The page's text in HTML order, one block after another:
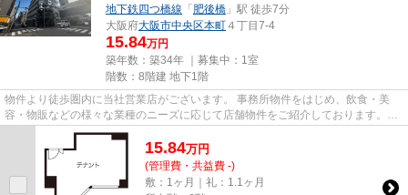
地下鉄四つ橋線 「肥後橋 」駅 徒歩7分
大阪府大阪市中央区本町 ４丁目7-4
15.84万円
築年数：築34年 ｜募集中： 1室
階数：8階建 地下1階
物件より徒歩圏内に当社営業店がございます。 事務所物件をはじめ、飲食・美
容・物販などの様々な業種のニーズに応じて店舗物件をご紹介しております。
尚、弊社ではおとり広告は一切...
15.84万円
(管理費・共益費 -)
敷：1ヶ月｜礼：1.1ヶ月